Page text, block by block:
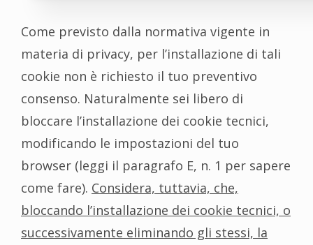
Come previsto dalla normativa vigente in
materia di privacy, per l’installazione di tali
cookie non è richiesto il tuo preventivo
consenso. Naturalmente sei libero di
bloccare l’installazione dei cookie tecnici,
modificando le impostazioni del tuo
browser (leggi il paragrafo E, n. 1 per sapere
come fare). Considera, tuttavia, che,
bloccando l’installazione dei cookie tecnici, o
successivamente eliminando gli stessi, la